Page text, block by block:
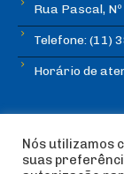
Rua Pascal,
Telefone: (11)
Horário de
Nós utilizamos
suas